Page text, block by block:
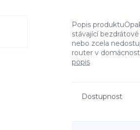
Popis
stávající
nebo zcela
router v
popis
Dostupnost